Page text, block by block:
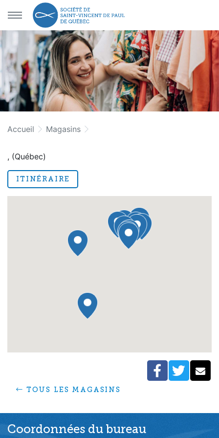
Aller au menu principal
Aller au contenu principal
Accueil Magasins
, (Québec)
ITINÉRAIRE
TOUS LES MAGASINS
Coordonnées du bureau